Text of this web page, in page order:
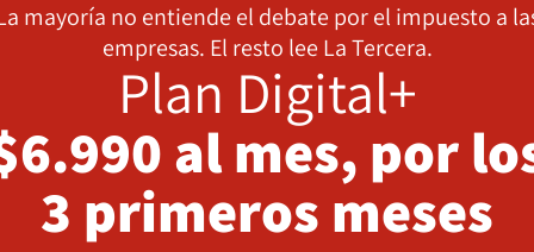
mayoría no entiende el debate por el impuesto a
empresas. El resto lee La Tercera.
Plan Digital+
al mes, por
3 primeros meses